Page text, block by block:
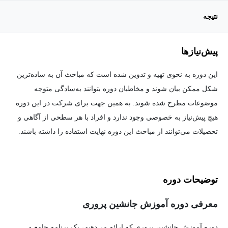
نتیجه
پیش‌نیاز‌ها
این دوره به نحوی تهیه و تدوین شده است که مباحث آن به ساده‌ترین
شکل ممکن بیان شوند و مخاطبان دوره بتوانند به‌سادگی متوجه
موضوعات مطرح شده شوند. به همین جهت برای شرکت در این دوره
هیچ پیش‌نیاز به خصوصی وجود ندارد و افراد با هر سطحی از آگاهی و
تحصیلات می‌توانند از مباحث این دوره نهایت استفاده را داشته باشند.
توضیحات دوره
معرفی دوره آموزش جانشین پروری